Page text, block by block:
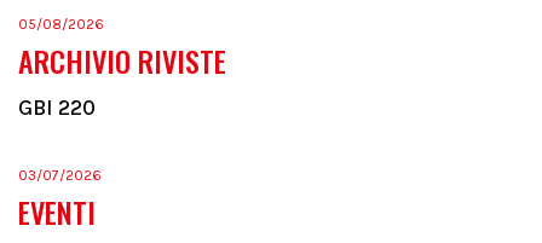
05/08/2026
ARCHIVIO RIVISTE
GBI 220
03/07/2026
EVENTI